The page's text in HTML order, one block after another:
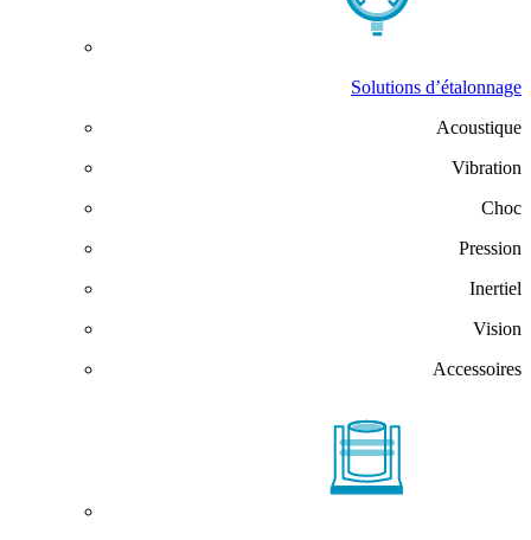
Solutions d’étalonnage
Acoustique
Vibration
Choc
Pression
Inertiel
Vision
Accessoires